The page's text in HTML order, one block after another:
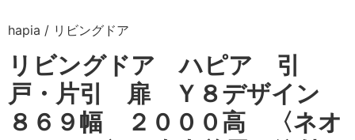
hapia / リビングドア
リビングドア ハピア 引
戸・片引 扉 Ｙ８デザイン
８６９幅 ２０００高 〈ネオ